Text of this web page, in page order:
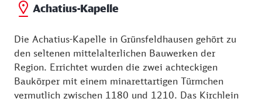
Achatius-Kapelle
Die Achatius-Kapelle in Grünsfeldhausen gehört zu
den seltenen mittelalterlichen Bauwerken der
Region. Errichtet wurden die zwei achteckigen
Baukörper mit einem minarettartigen Türmchen
vermutlich zwischen 1180 und 1210. Das Kirchlein